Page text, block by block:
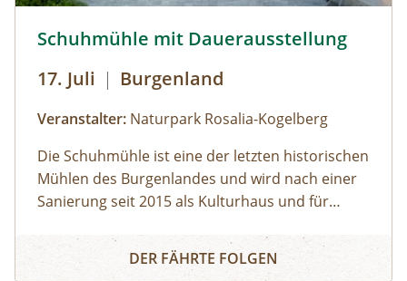
Schuhmühle mit Dauerausstellung
17. Juli | Burgenland
Veranstalter: Naturpark Rosalia-Kogelberg
Die Schuhmühle ist eine der letzten historischen
Mühlen des Burgenlandes und wird nach einer
Sanierung seit 2015 als Kulturhaus und für
das historische Ereignis der "Schüsse von
Schattendorf", auf die 1927 der Brand des
Schuhmühle mit Dauerausstellung
DER FÄHRTE FOLGEN